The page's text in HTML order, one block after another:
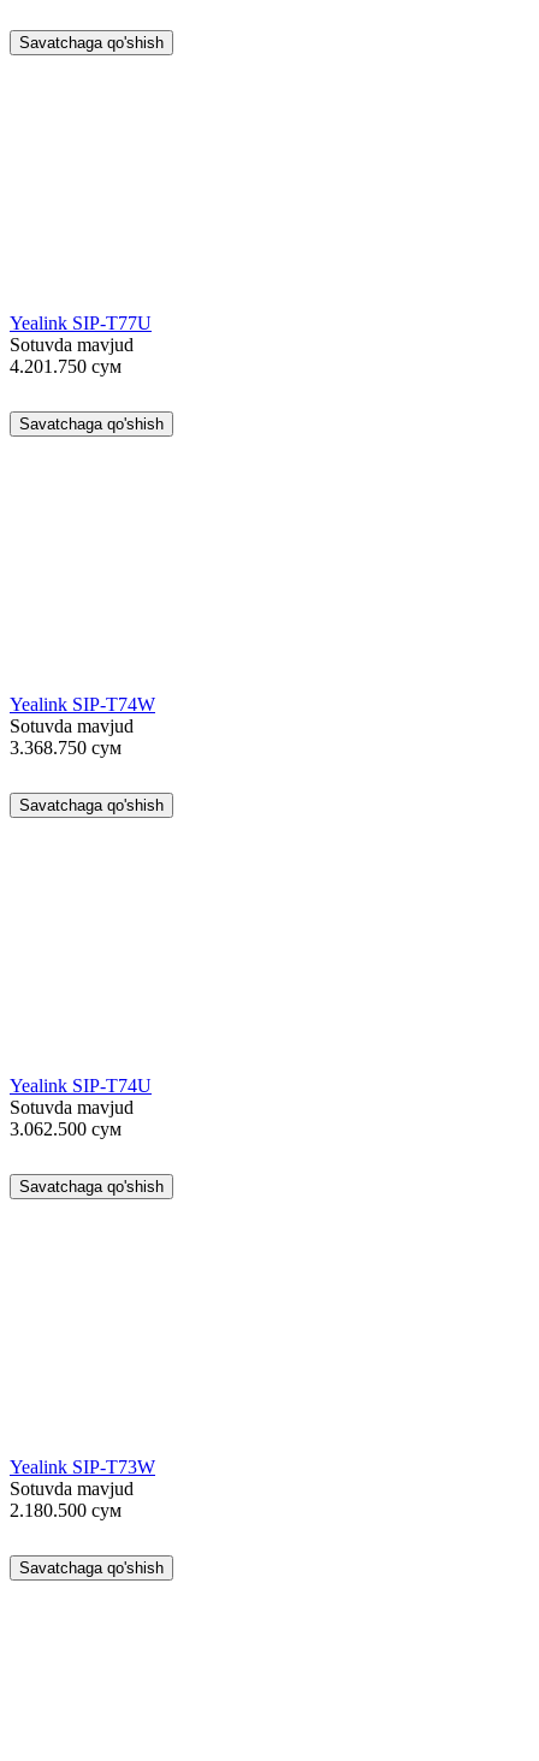
Savatchaga qo'shish
Yealink SIP-T77U
Sotuvda mavjud
4.201.750 сум
Savatchaga qo'shish
Yealink SIP-T74W
Sotuvda mavjud
3.368.750 сум
Savatchaga qo'shish
Yealink SIP-T74U
Sotuvda mavjud
3.062.500 сум
Savatchaga qo'shish
Yealink SIP-T73W
Sotuvda mavjud
2.180.500 сум
Savatchaga qo'shish